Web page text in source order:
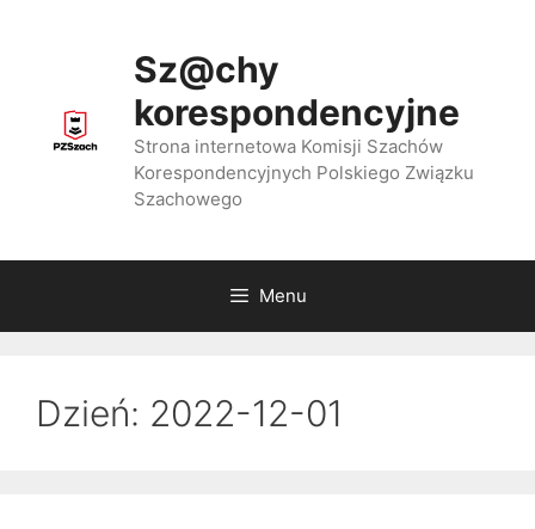
Sz@chy
korespondencyjne
Strona internetowa Komisji Szachów
Korespondencyjnych Polskiego Związku
Szachowego
Menu
Dzień: 2022-12-01